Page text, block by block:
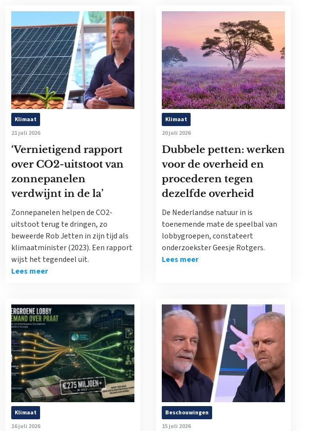
Klimaat
21 juli 2026
‘Vernietigend rapport
over CO2-uitstoot van
zonnepanelen
verdwijnt in de la’
Zonnepanelen helpen de CO2-
uitstoot terug te dringen, zo
beweerde Rob Jetten in zijn tijd als
klimaatminister (2023). Een rapport
wijst het tegendeel uit.
Lees meer
Klimaat
20 juli 2026
Dubbele petten: werken
voor de overheid en
procederen tegen
dezelfde overheid
De Nederlandse natuur in is
toenemende mate de speelbal van
lobbygroepen, constateert
onderzoekster Geesje Rotgers.
Lees meer
Klimaat
16 juli 2026
Beschouwingen
15 juli 2026